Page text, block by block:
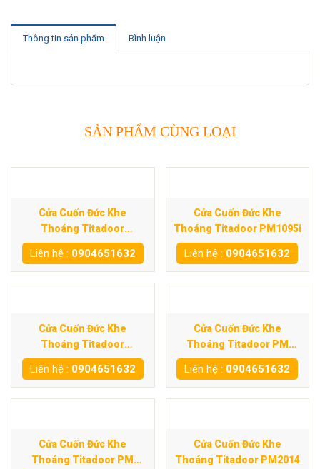
Thông tin sản phẩm Bình luận
SẢN PHẨM CÙNG LOẠI
Cửa Cuốn Đức Khe
Thoáng Titadoor
PM1060S
Liên hệ : 0904651632
Cửa Cuốn Đức Khe
Thoáng Titadoor PM1095i
Liên hệ : 0904651632
Cửa Cuốn Đức Khe
Thoáng Titadoor
PM1020S
Liên hệ : 0904651632
Cửa Cuốn Đức Khe
Thoáng Titadoor PM
500SC
Liên hệ : 0904651632
Cửa Cuốn Đức Khe
Thoáng Titadoor PM
Cửa Cuốn Đức Khe
Thoáng Titadoor PM2014